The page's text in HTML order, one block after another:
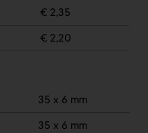
€ 2,35
€ 2,20
35 x 6 mm
35 x 6 mm